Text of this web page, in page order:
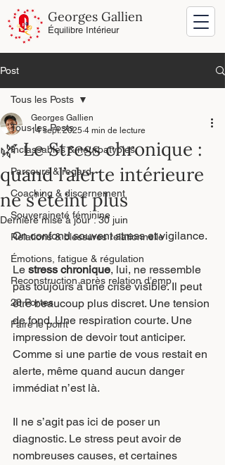
Georges Gallien
Équilibre Intérieur
Post
Tous les Posts
Inclassables & neuroatypies
Parcours & regard
Coaching & discernement
Souveraineté féminine
Relations & blessures relationnelle
Émotions, fatigue & régulation
Reconstruction après relation d’emp
28 Portes
Faire le point
Tous les Posts
🌿 Le Stress chronique :
quand l’alerte intérieure
ne s’éteint plus
Georges Gallien
14 sept. 2025 4 min de lecture
Dernière mise à jour :30 juin
On confond souvent stress et vigilance.
Le stress chronique, lui, ne ressemble
pas toujours à une crise visible. Il peut
être beaucoup plus discret. Une tension
de fond. Une respiration courte. Une
impression de devoir tout anticiper.
Comme si une partie de vous restait en
alerte, même quand aucun danger
immédiat n’est là.
Il ne s’agit pas ici de poser un
diagnostic. Le stress peut avoir de
nombreuses causes, et certaines